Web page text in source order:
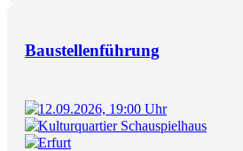
Baustellenführung
12.09.2026, 19:00 Uhr
Kulturquartier Schauspielhaus
Erfurt